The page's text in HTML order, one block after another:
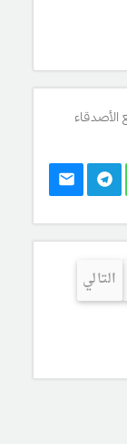
التالي